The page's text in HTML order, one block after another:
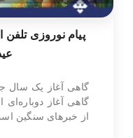
گاهی آغاز یک سال
گاهی آغاز
از خبرهای سنگین